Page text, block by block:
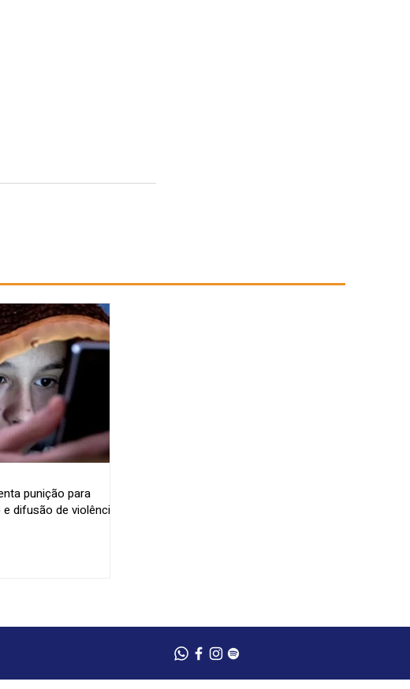
punição para
difusão de violência